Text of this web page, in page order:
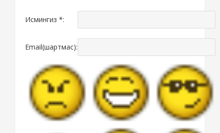
Исмингиз *:
Email(шартмас):